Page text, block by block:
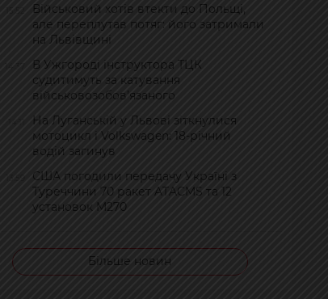
Військовий хотів втекти до Польщі,
але переплутав потяг: його затримали
на Львівщині
В Ужгороді інструктора ТЦК
судитимуть за катування
військовозобов’язаного
На Луганській у Львові зіткнулися
мотоцикл і Volkswagen: 18-річний
водій загинув
США погодили передачу Україні з
Туреччини 70 ракет ATACMS та 12
установок M270
Більше новин